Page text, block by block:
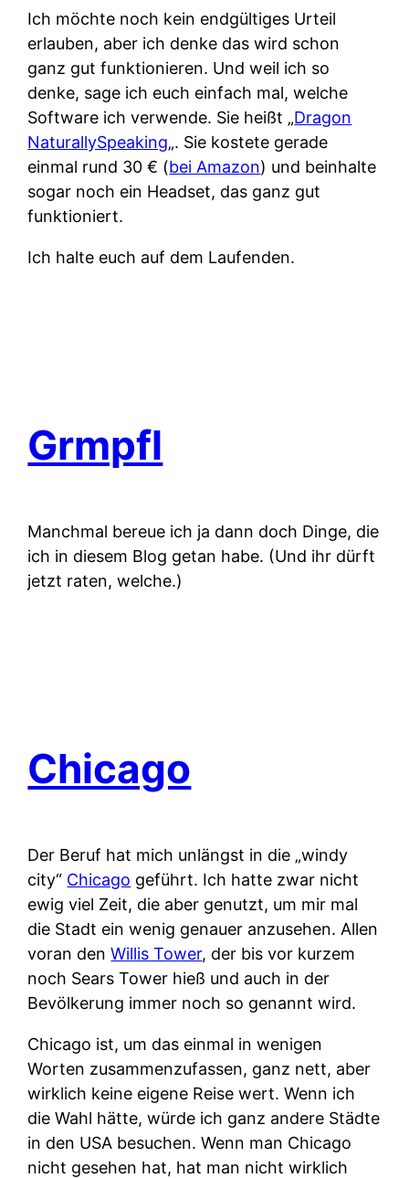
Ich möchte noch kein endgültiges Urteil
erlauben, aber ich denke das wird schon
ganz gut funktionieren. Und weil ich so
denke, sage ich euch einfach mal, welche
Software ich verwende. Sie heißt „Dragon
NaturallySpeaking„. Sie kostete gerade
einmal rund 30 € (bei Amazon) und beinhalte
sogar noch ein Headset, das ganz gut
funktioniert.
Ich halte euch auf dem Laufenden.
Grmpfl
Manchmal bereue ich ja dann doch Dinge, die
ich in diesem Blog getan habe. (Und ihr dürft
jetzt raten, welche.)
Chicago
Der Beruf hat mich unlängst in die „windy
city“ Chicago geführt. Ich hatte zwar nicht
ewig viel Zeit, die aber genutzt, um mir mal
die Stadt ein wenig genauer anzusehen. Allen
voran denWillis Tower, der bis vor kurzem
noch Sears Tower hieß und auch in der
Bevölkerung immer noch so genannt wird.
Chicago ist, um das einmal in wenigen
Worten zusammenzufassen, ganz nett, aber
wirklich keine eigene Reise wert. Wenn ich
die Wahl hätte, würde ich ganz andere Städte
in den USA besuchen. Wenn man Chicago
nicht gesehen hat, hat man nicht wirklich